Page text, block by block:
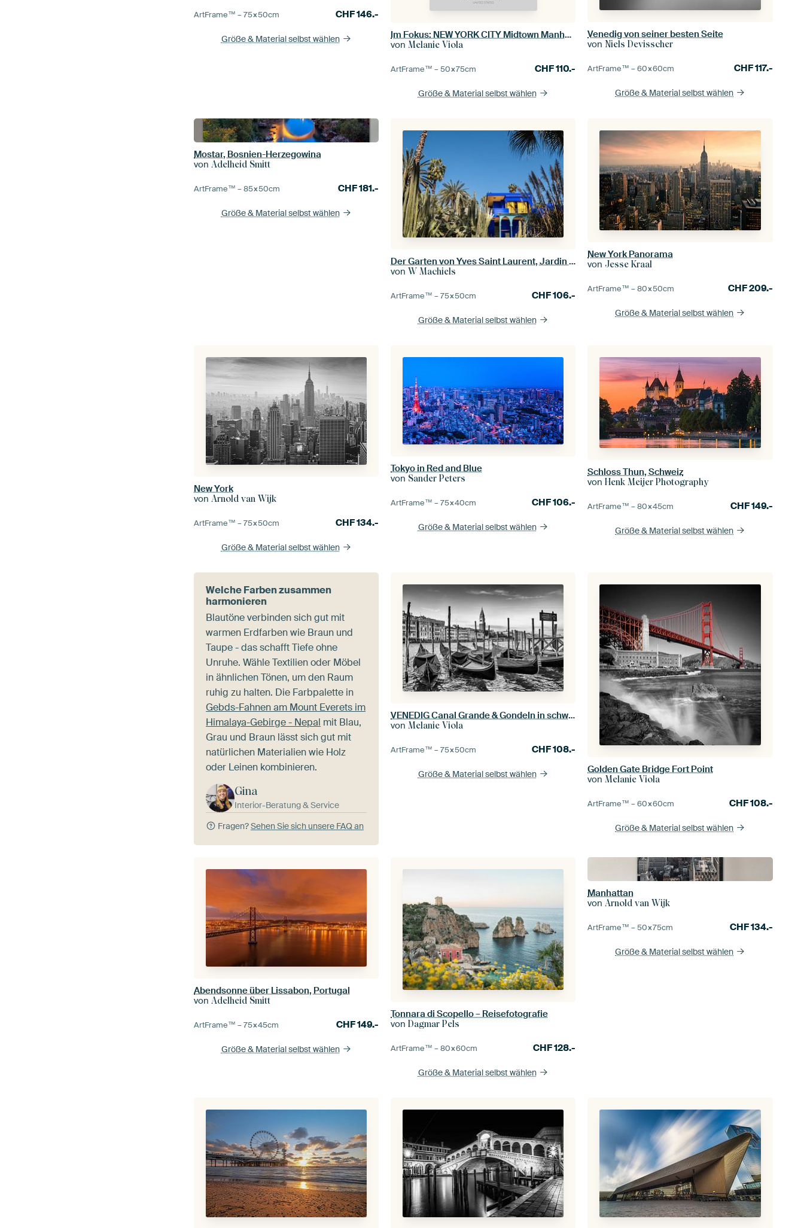
ArtFrame™ –75×50cm CHF146.-
Größe & Material selbst wählen
Im Fokus: NEW YORK CITY Midtown Manhattan Skyline mit Little Island
vonMelanie Viola
ArtFrame™ –50×75cm CHF110.-
Größe & Material selbst wählen
Venedig von seiner besten Seite
von Niels Devisscher
ArtFrame™ –60×60cm CHF117.-
Größe & Material selbst wählen
Mostar, Bosnien-Herzegowina
vonAdelheid Smitt
ArtFrame™ –85×50cm CHF181.-
Größe & Material selbst wählen
Der Garten von Yves Saint Laurent, Jardin Majorelle, in Marrakesch, Marokko.
vonW Machiels
ArtFrame™ –75×50cm CHF106.-
Größe & Material selbst wählen
New York Panorama
von Jesse Kraal
ArtFrame™ –80×50cm CHF209.-
Größe & Material selbst wählen
New York
vonArnold van Wijk
ArtFrame™ –75×50cm CHF134.-
Größe & Material selbst wählen
Tokyo in Red and Blue
von Sander Peters
ArtFrame™ –75×40cm CHF106.-
Größe & Material selbst wählen
Schloss Thun, Schweiz
vonHenk Meijer Photography
ArtFrame™ –80×45cm CHF149.-
Größe & Material selbst wählen
Welche Farben zusammen
harmonieren
Blautöne verbinden sich gut mit
warmen Erdfarben wie Braun und
Taupe - das schafft Tiefe ohne
Unruhe. Wähle Textilien oder Möbel
in ähnlichen Tönen, um den Raum
ruhig zu halten. Die Farbpalette in
Gebds-Fahnen am Mount Everets im
Himalaya-Gebirge - Nepal mit Blau,
Grau und Braun lässt sich gut mit
natürlichen Materialien wie Holz
oder Leinen kombinieren.
Gina
Interior-Beratung & Service
Fragen?Sehen Sie sich unsere FAQ an
VENEDIG Canal Grande & Gondeln in schwarz-weiß
vonMelanie Viola
ArtFrame™ –75×50cm CHF108.-
Größe & Material selbst wählen
Golden Gate Bridge Fort Point
vonMelanie Viola
ArtFrame™ –60×60cm CHF108.-
Größe & Material selbst wählen
Abendsonne über Lissabon, Portugal
vonAdelheid Smitt
ArtFrame™ –75×45cm CHF149.-
Größe & Material selbst wählen
Tonnara di Scopello – Reisefotografie
vonDagmar Pels
ArtFrame™ –80×60cm CHF128.-
Größe & Material selbst wählen
Manhattan
vonArnold van Wijk
ArtFrame™ –50×75cm CHF134.-
Größe & Material selbst wählen